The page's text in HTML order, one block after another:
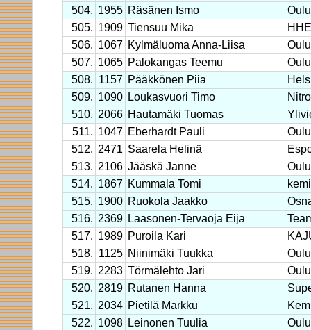
504. 1955 Räsänen Ismo
Oulu
505. 1909 Tiensuu Mika
506. 1067 Kylmäluoma Anna-Liisa
Oulu
507. 1065 Palokangas Teemu
Oulu
508. 1157 Pääkkönen Piia
509. 1090 Loukasvuori Timo
510. 2066 Hautamäki Tuomas
511. 1047 Eberhardt Pauli
Oulu
512. 2471 Saarela Helinä
513. 2106 Jääskä Janne
514. 1867 Kummala Tomi
kemi
515. 1900 Ruokola Jaakko
516. 2369 Laasonen-Tervaoja Eija
517. 1989 Puroila Kari
518. 1125 Niinimäki Tuukka
Oulu
519. 2283 Törmälehto Jari
Oulu
520. 2819 Rutanen Hanna
521. 2034 Pietilä Markku
522. 1098 Leinonen Tuulia
Oulu